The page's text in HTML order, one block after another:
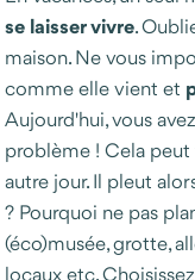
se laisser vivre.
maison. Ne vous
comme elle vient et
Aujourd'hui, vous
problème ! Cela
autre jour. Il pleut
? Pourquoi ne pas
(éco)musée, grotte,
locaux etc.